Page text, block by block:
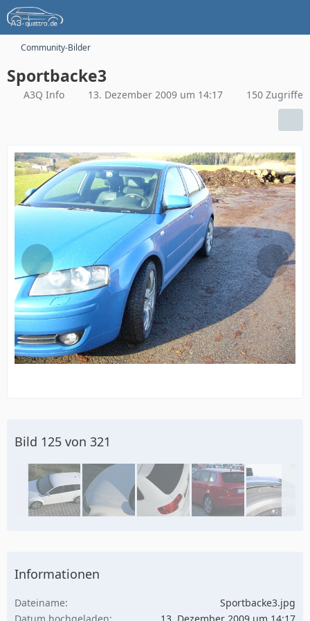
Community-Bilder
Sportbacke3
A3Q Info 13. Dezember 2009 um 14:17 150 Zugriffe
Bild 125 von 321
Informationen
Dateiname
Sportbacke3.jpg
Datum hochgeladen
13. Dezember 2009 um 14:17